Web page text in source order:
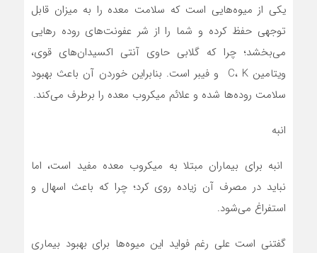
یکی از میوه‌هایی است که سلامت معده را به میزان قابل
توجهی حفظ کرده و شما را از شر عفونت‌های روده رهایی
می‌بخشد؛ چرا که گلابی حاوی آنتی اکسیدان‌های قوی،
ویتامین C، K و فیبر است. بنابراین خوردن آن باعث بهبود
سلامت روده‌ها شده و علائم میکروب معده را برطرف می‌کند.
انبه
انبه برای بیماران مبتلا به میکروب معده مفید است، اما
نباید در مصرف آن زیاده روی کرد؛ چرا که باعث اسهال و
استفراغ می‌شود.
گفتنی است علی رغم فواید این میوه‌ها برای بهبود بیماری